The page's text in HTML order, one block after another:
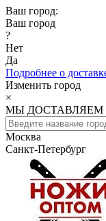
Ваш город:
Ваш город
?
Нет
Да
Подробнее о
Изменить город
×
МЫ ДОСТАВЛЯЕМ
Москва
Санкт-Петербург